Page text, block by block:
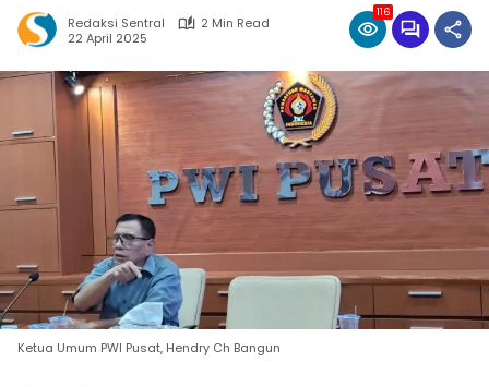
Redaksi Sentral
2 Min Read
22 April 2025
116
Ketua Umum PWI Pusat, Hendry Ch Bangun